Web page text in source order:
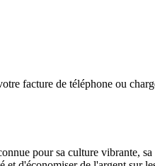
facture de téléphone ou
pour sa culture vibrante,